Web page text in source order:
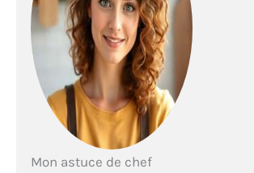
Mon astuce de chef